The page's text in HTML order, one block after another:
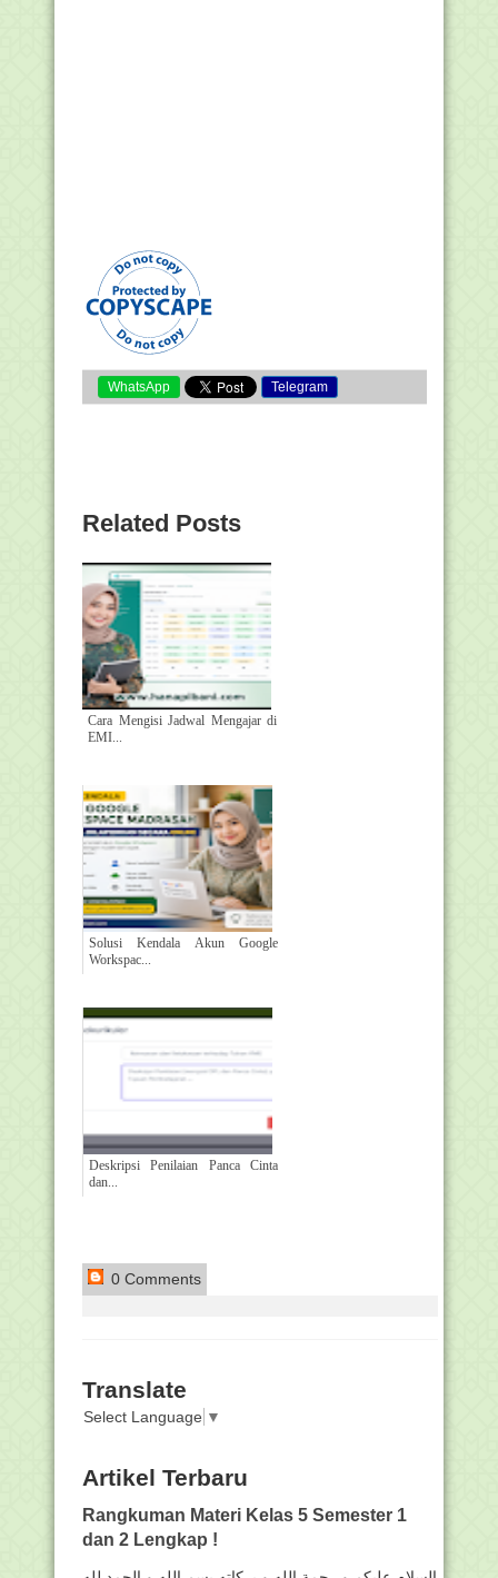
WhatsApp Telegram
Related Posts
Cara Mengisi Jadwal Mengajar di
EMI...
Solusi Kendala Akun Google
Workspac...
Deskripsi Penilaian Panca Cinta
dan...
0 Comments
Translate
Select Language ▼
Artikel Terbaru
Rangkuman Materi Kelas 5 Semester 1
dan 2 Lengkap !